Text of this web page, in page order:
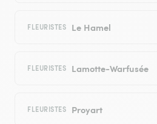
FLEURISTES Le Hamel
FLEURISTES Lamotte-Warfusée
FLEURISTES Proyart